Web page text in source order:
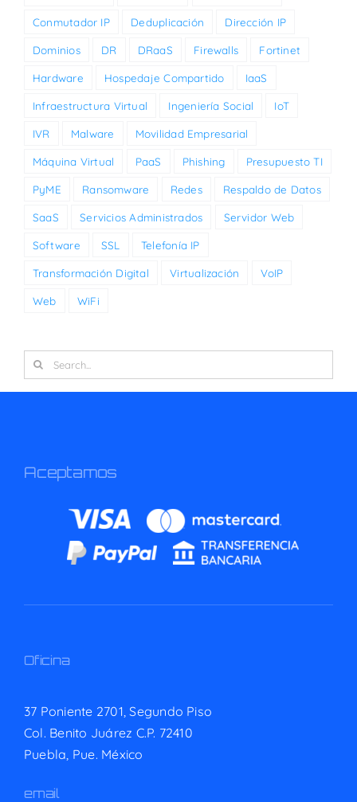
Conmutador IP Deduplicación Dirección IP
Dominios DR DRaaS Firewalls Fortinet
Hardware Hospedaje Compartido IaaS
Infraestructura Virtual Ingeniería Social IoT
IVR Malware Movilidad Empresarial
Máquina Virtual PaaS Phishing Presupuesto TI
PyME Ransomware Redes Respaldo de Datos
SaaS Servicios Administrados Servidor Web
Software SSL Telefonía IP
Transformación Digital Virtualización VoIP
Web WiFi
Search
for:
Aceptamos
Oficina
37 Poniente 2701, Segundo Piso
Col. Benito Juárez C.P. 72410
Puebla, Pue. México
email